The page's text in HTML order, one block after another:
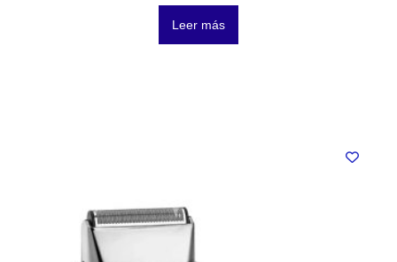
Leer más